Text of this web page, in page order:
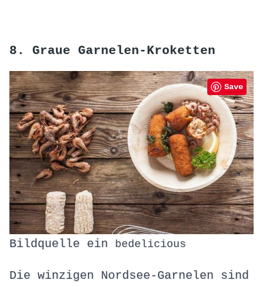
8. Graue Garnelen-Kroketten
Save
Bildquelle ein bedelicious
Die winzigen Nordsee-Garnelen sind